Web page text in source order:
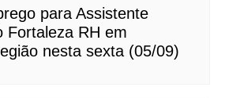
para Assistente
Fortaleza RH em
nesta sexta (05/09)